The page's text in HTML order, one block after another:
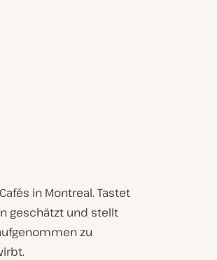
in Montreal. Tastet
geschätzt und stellt
zu